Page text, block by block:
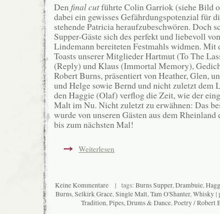
Den final cutführte Colin Garriok (siehe Bild
dabei ein gewisses Gefährdungspotenzial für
stehende Patricia heraufzubeschwören. Doch
Supper-Gäste sich des perfekt und liebevoll
Lindemann bereiteten Festmahls widmen. Mit
Toasts unserer Mitglieder Hartmut (To The
(Reply) und Klaus (Immortal Memory),
Robert Burns, präsentiert von Heather, Glen,
und Helge sowie Bernd und nicht zuletzt dem
den Haggie (Olaf) verflog die Zeit, wie der
Malt im Nu. Nicht zuletzt zu erwähnen: Das
wurde von unseren Gästen aus dem
bis zum nächsten Mal!
Weiterlesen
Keine Kommentare | tags: Burns Supper, Drambuie,
Burns, Selkirk Grace, Single Malt, Tam O'Shanter, Whisky |
Tradition, Pipes, Drums & Dance, Poetry / Robert